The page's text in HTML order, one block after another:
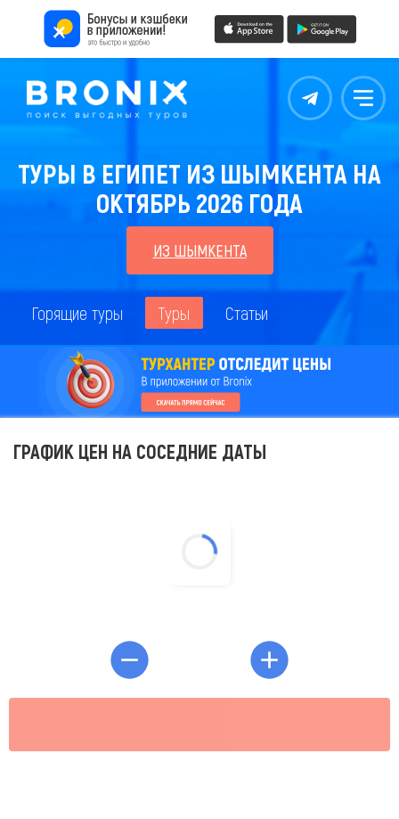
Контакты Меню
ТУРЫ В ЕГИПЕТ ИЗ ШЫМКЕНТА НА
ОКТЯБРЬ 2026 ГОДА
ИЗ ШЫМКЕНТА
Горящие туры Туры Статьи
ГРАФИК ЦЕН НА СОСЕДНИЕ ДАТЫ